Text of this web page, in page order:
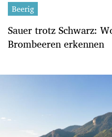
Beerig
Sauer trotz Schwarz:
Brombeeren erkennen